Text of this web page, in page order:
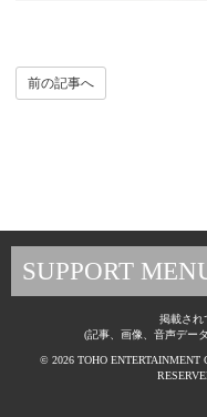
前の記事へ
SUPPORT
掲載され
(記事、画像、音声デー
© 2026 TOHO